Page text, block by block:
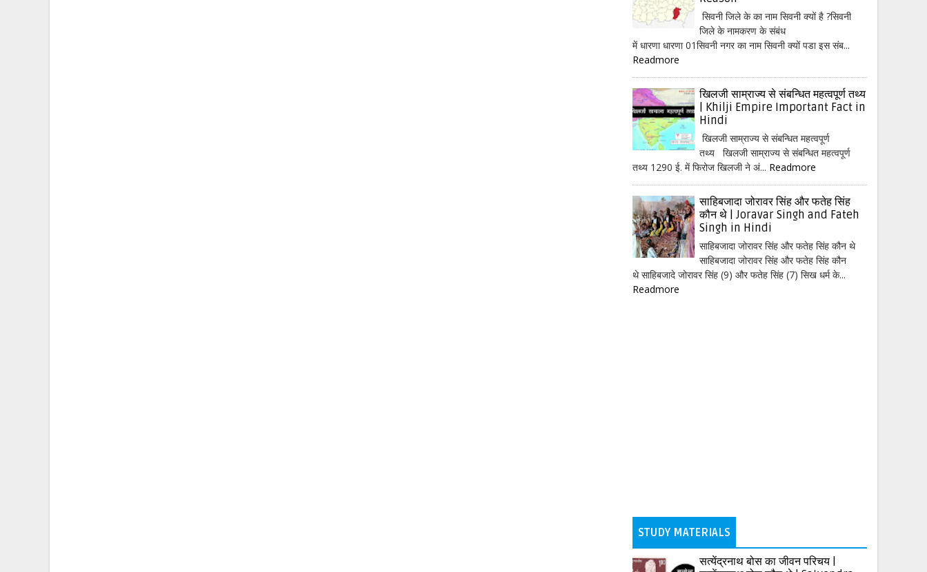
सिवनी जिले के का नाम सिवनी क्यों है ?सिवनी
जिले के नामकरण के संबंध
में धारणा धारणा 01सिवनी नगर का नाम सिवनी क्यों पडा इस संब...
Readmore
खिलजी साम्राज्य से संबन्धित महत्वपूर्ण तथ्य
| Khilji Empire Important Fact in
Hindi
खिलजी साम्राज्य से संबन्धित महत्वपूर्ण
तथ्य खिलजी साम्राज्य से संबन्धित महत्वपूर्ण
तथ्य 1290 ई. में फिरोज खिलजी ने अं... Readmore
साहिबजादा जोरावर सिंह और फतेह सिंह
कौन थे | Joravar Singh and Fateh
Singh in Hindi
साहिबजादा जोरावर सिंह और फतेह सिंह कौन थे
साहिबजादा जोरावर सिंह और फतेह सिंह कौन
थे साहिबजादे जोरावर सिंह (9) और फतेह सिंह (7) सिख धर्म के...
Readmore
STUDY MATERIALS
सत्येंद्रनाथ बोस का जीवन परिचय |